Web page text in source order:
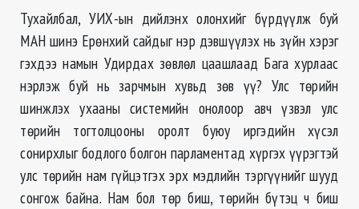
Тухайлбал, УИХ-ын дийлэнх олонхийг бүрдүүлж буй
МАН шинэ Ерөнхий сайдыг нэр дэвшүүлэх нь зүйн хэрэг
гэхдээ намын Удирдах зөвлөл цаашлаад Бага хурлаас
нэрлэж буй нь зарчмын хувьд зөв үү? Улс төрийн
шинжлэх ухааны системийн онолоор авч үзвэл улс
төрийн тогтолцооны оролт буюу иргэдийн хүсэл
сонирхлыг бодлого болгон парламентад хүргэх үүрэгтэй
улс төрийн нам гүйцэтгэх эрх мэдлийн тэргүүнийг шууд
сонгож байна. Нам бол төр биш, төрийн бүтэц ч биш